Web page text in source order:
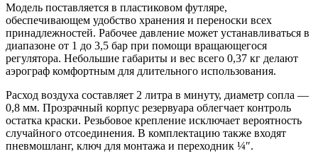
Модель поставляется в пластиковом футляре,
обеспечивающем удобство хранения и переноски всех
принадлежностей. Рабочее давление может устанавливаться в
диапазоне от 1 до 3,5 бар при помощи вращающегося
регулятора. Небольшие габариты и вес всего 0,37 кг делают
аэрограф комфортным для длительного использования.
Расход воздуха составляет 2 литра в минуту, диаметр сопла —
0,8 мм. Прозрачный корпус резервуара облегчает контроль
остатка краски. Резьбовое крепление исключает вероятность
случайного отсоединения. В комплектацию также входят
пневмошланг, ключ для монтажа и переходник ¼″.